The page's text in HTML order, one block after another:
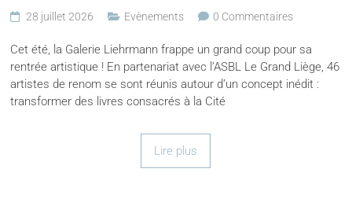
28 juillet 2026 Evènements 0 Commentaires
Cet été, la Galerie Liehrmann frappe un grand coup pour sa
rentrée artistique ! En partenariat avec l’ASBL Le Grand Liège, 46
artistes de renom se sont réunis autour d’un concept inédit :
transformer des livres consacrés à la Cité
Lire plus